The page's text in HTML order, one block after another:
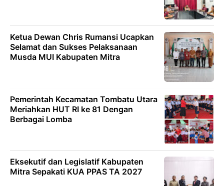
Ketua Dewan Chris Rumansi Ucapkan
Selamat dan Sukses Pelaksanaan
Musda MUI Kabupaten Mitra
Pemerintah Kecamatan Tombatu Utara
Meriahkan HUT RI ke 81 Dengan
Berbagai Lomba
Eksekutif dan Legislatif Kabupaten
Mitra Sepakati KUA PPAS TA 2027